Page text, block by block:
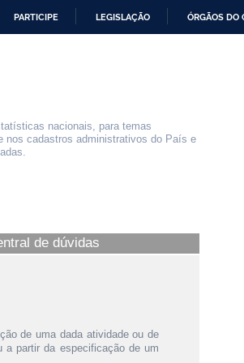
PARTICIPE LEGISLAÇÃO ÓRGÃOS DO
nacionais, para temas
cadastros administrativos do País e
de dúvidas
de uma dada atividade ou de
a partir da especificação de um